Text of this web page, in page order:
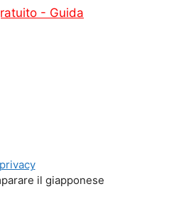
- Guida
il giapponese